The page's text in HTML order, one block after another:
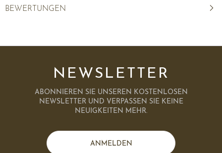
BEWERTUNGEN
NEWSLETTER
ABONNIEREN SIE UNSEREN KOSTENLOSEN
NEWSLETTER UND VERPASSEN SIE KEINE
NEUIGKEITEN MEHR.
ANMELDEN